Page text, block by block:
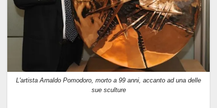
L'artista Arnaldo Pomodoro, morto a 99 anni, accanto ad una delle
sue sculture